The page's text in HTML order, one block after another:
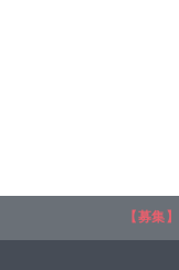
【募集】